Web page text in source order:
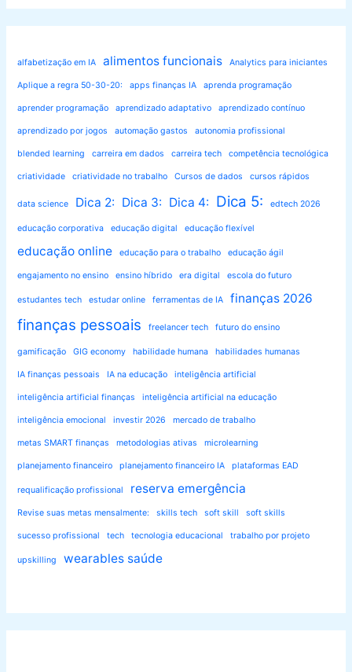
alfabetização em IA alimentos funcionais Analytics para iniciantes
Aplique a regra 50-30-20: apps finanças IA aprenda programação
aprender programação aprendizado adaptativo aprendizado contínuo
aprendizado por jogos automação gastos autonomia profissional
blended learning carreira em dados carreira tech competência tecnológica
criatividade criatividade no trabalho Cursos de dados cursos rápidos
data science Dica 2: Dica 3: Dica 4: Dica 5: edtech 2026
educação corporativa educação digital educação flexível
educação online educação para o trabalho educação ágil
engajamento no ensino ensino híbrido era digital escola do futuro
estudantes tech estudar online ferramentas de IA finanças 2026
finanças pessoais freelancer tech futuro do ensino
gamificação GIG economy habilidade humana habilidades humanas
IA finanças pessoais IA na educação inteligência artificial
inteligência artificial finanças inteligência artificial na educação
inteligência emocional investir 2026 mercado de trabalho
metas SMART finanças metodologias ativas microlearning
planejamento financeiro planejamento financeiro IA plataformas EAD
requalificação profissional reserva emergência
Revise suas metas mensalmente: skills tech soft skill soft skills
sucesso profissional tech tecnologia educacional trabalho por projeto
upskilling wearables saúde